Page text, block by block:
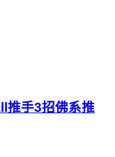
推手3招佛系推